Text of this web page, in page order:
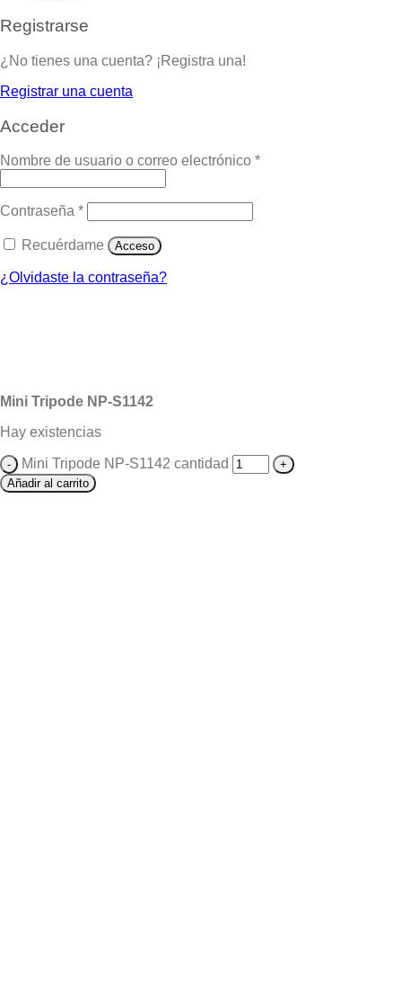
Registrarse
¿No tienes una cuenta? ¡Registra una!
Registrar una cuenta
Acceder
Nombre de usuario o correo electrónico *
Contraseña *
Recuérdame Acceso
¿Olvidaste la contraseña?
Mini Tripode NP-S1142
Hay existencias
Mini Tripode NP-S1142 cantidad
Añadir al carrito